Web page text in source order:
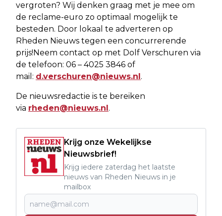
vergroten? Wij denken graag met je mee om
de reclame-euro zo optimaal mogelijk te
besteden. Door lokaal te adverteren op
Rheden Nieuws tegen een concurrerende
prijs!Neem contact op met Dolf Verschuren via
de telefoon: 06 – 4025 3846 of
mail: d.verschuren@nieuws.nl .
De nieuwsredactie is te bereiken
via rheden@nieuws.nl .
Krijg onze Wekelijkse
Nieuwsbrief!
Krijg iedere zaterdag het laatste
nieuws van Rheden Nieuws in je
mailbox